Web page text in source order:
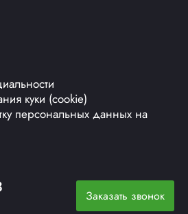
куки (cookie)
персональных данных на
Заказать звонок